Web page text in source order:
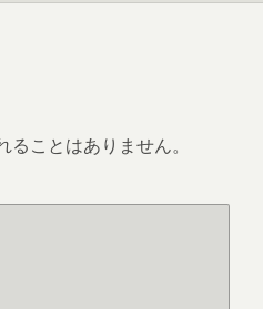
ことはありません。